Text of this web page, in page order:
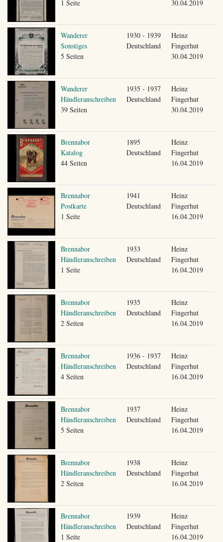
1 Seite
30.04.2019
Wanderer
Sonstiges
5 Seiten
1930 - 1939
Deutschland
Heinz
Fingerhut
30.04.2019
Wanderer
Händleranschreiben
39 Seiten
1935 - 1937
Deutschland
Heinz
Fingerhut
30.04.2019
Brennabor
Katalog
44 Seiten
1895
Deutschland
Heinz
Fingerhut
16.04.2019
Brennabor
Postkarte
1 Seite
1941
Deutschland
Heinz
Fingerhut
16.04.2019
Brennabor
Händleranschreiben
1 Seite
1933
Deutschland
Heinz
Fingerhut
16.04.2019
Brennabor
Händleranschreiben
2 Seiten
1935
Deutschland
Heinz
Fingerhut
16.04.2019
Brennabor
Händleranschreiben
4 Seiten
1936 - 1937
Deutschland
Heinz
Fingerhut
16.04.2019
Brennabor
Händleranschreiben
5 Seiten
1937
Deutschland
Heinz
Fingerhut
16.04.2019
Brennabor
Händleranschreiben
2 Seiten
1938
Deutschland
Heinz
Fingerhut
16.04.2019
Brennabor
Händleranschreiben
1 Seite
1939
Deutschland
Heinz
Fingerhut
16.04.2019